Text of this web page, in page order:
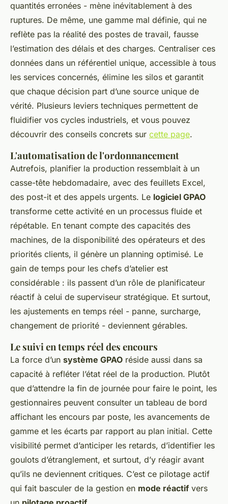
quantités erronées - mène inévitablement à des
ruptures. De même, une gamme mal définie, qui ne
reflète pas la réalité des postes de travail, fausse
l’estimation des délais et des charges. Centraliser ces
données dans un référentiel unique, accessible à tous
les services concernés, élimine les silos et garantit
que chaque décision part d’une source unique de
vérité. Plusieurs leviers techniques permettent de
fluidifier vos cycles industriels, et vous pouvez
découvrir des conseils concrets sur cette page.
L'automatisation de l'ordonnancement
Autrefois, planifier la production ressemblait à un
casse-tête hebdomadaire, avec des feuillets Excel,
des post-it et des appels urgents. Le logiciel GPAO
transforme cette activité en un processus fluide et
répétable. En tenant compte des capacités des
machines, de la disponibilité des opérateurs et des
priorités clients, il génère un planning optimisé. Le
gain de temps pour les chefs d’atelier est
considérable : ils passent d’un rôle de planificateur
réactif à celui de superviseur stratégique. Et surtout,
les ajustements en temps réel - panne, surcharge,
changement de priorité - deviennent gérables.
Le suivi en temps réel des encours
La force d’un système GPAO réside aussi dans sa
capacité à refléter l’état réel de la production. Plutôt
que d’attendre la fin de journée pour faire le point, les
gestionnaires peuvent consulter un tableau de bord
affichant les encours par poste, les avancements de
gamme et les écarts par rapport au plan initial. Cette
visibilité permet d’anticiper les retards, d’identifier les
goulots d’étranglement, et surtout, d’y réagir avant
qu’ils ne deviennent critiques. C’est ce pilotage actif
qui fait basculer de la gestion en mode réactif vers